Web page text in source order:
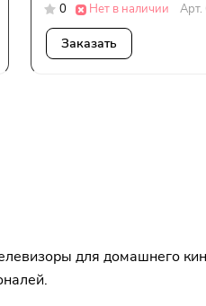
0 Нет в наличии Арт.
Заказать
для домашнего